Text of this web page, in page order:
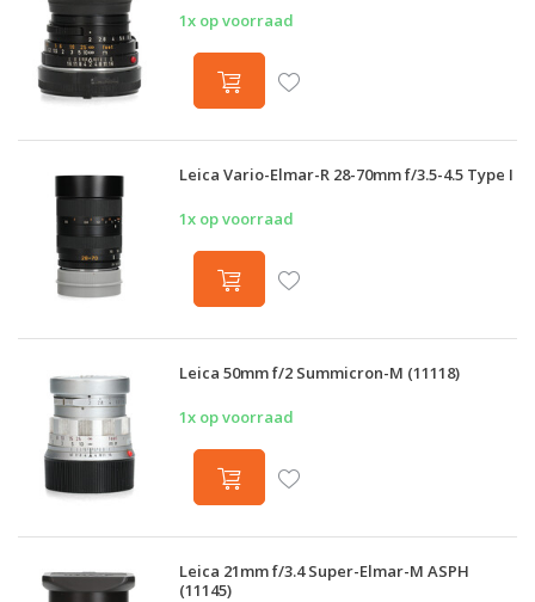
1x op voorraad
Leica Vario-Elmar-R 28-70mm f/3.5-4.5 Type I
1x op voorraad
Leica 50mm f/2 Summicron-M (11118)
1x op voorraad
Leica 21mm f/3.4 Super-Elmar-M ASPH
(11145)